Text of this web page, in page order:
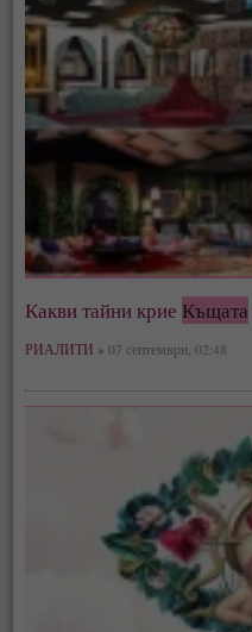
Какви тайни крие Къщата
РИАЛИТИ » 07 септември, 02:48